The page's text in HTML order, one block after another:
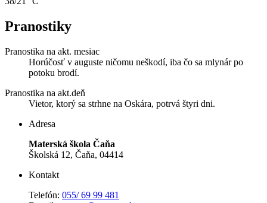
Pranostiky
Pranostika na akt. mesiac
Horúčosť v auguste ničomu neškodí, iba čo sa mlynár po
potoku brodí.
Pranostika na akt.deň
Vietor, ktorý sa strhne na Oskára, potrvá štyri dni.
Adresa
Materská škola Čaňa
Školská 12, Čaňa, 04414
Kontakt
Telefón: 055/ 69 99 481